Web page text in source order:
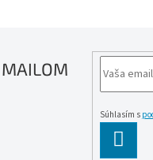
MAILOM
Súhlasím s
SE